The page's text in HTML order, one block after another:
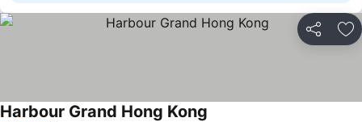
แชร์ เ
Harbour Grand Hong Kong